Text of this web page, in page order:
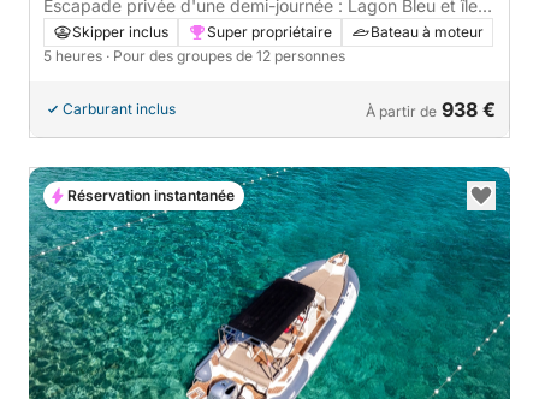
Escapade privée d'une demi-journée : Lagon Bleu et île
de Čiovo
Skipper inclus Super propriétaire
Bateau à moteur
5 heures · Pour des groupes de 12 personnes
Carburant inclus À partir de 938 €
Réservation instantanée